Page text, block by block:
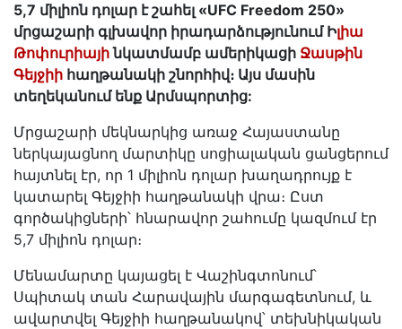
5,7 միլիոն դոլար է շահել «UFC Freedom 250»
մրցաշարի գլխավոր իրադարձությունում Իլիա
Թոփուրիայինկատմամբ ամերիկացի Ջասթին
Գեյջիի հաղթանակի շնորհիվ։ Այս մասին
տեղեկանում ենք Արմսպորտից:
Մրցաշարի մեկնարկից առաջ Հայաստանը
ներկայացնող մարտիկը սոցիալական ցանցերում
հայտնել էր, որ 1 միլիոն դոլար խաղադրույք է
կատարել Գեյջիի հաղթանակի վրա։ Ըստ
գործակիցների՝ հնարավոր շահումը կազմում էր
5,7 միլիոն դոլար։
Մենամարտը կայացել է Վաշինգտոնում՝
Սպիտակ տան Հարավային մարգագետնում, և
ավարտվել Գեյջիի հաղթանակով՝ տեխնիկական